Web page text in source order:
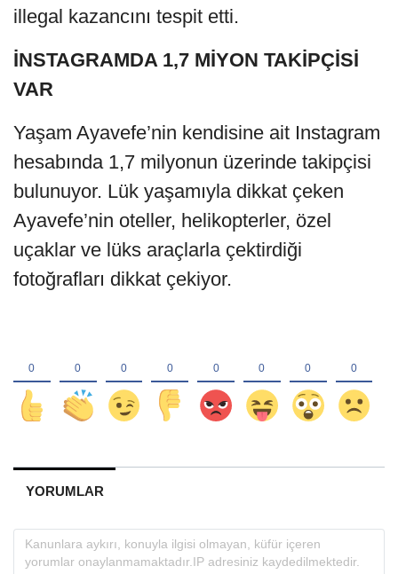
illegal kazancını tespit etti.
İNSTAGRAMDA 1,7 MİYON TAKİPÇİSİ
VAR
Yaşam Ayavefe’nin kendisine ait Instagram
hesabında 1,7 milyonun üzerinde takipçisi
bulunuyor. Lük yaşamıyla dikkat çeken
Ayavefe’nin oteller, helikopterler, özel
uçaklar ve lüks araçlarla çektirdiği
fotoğrafları dikkat çekiyor.
YORUMLAR